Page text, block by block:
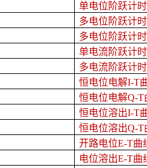
单电位阶跃计
多电位阶跃计
多电位阶跃计
单电流阶跃计
多电流阶跃计
恒电位电解I-T
恒电位电解Q-T
恒电位溶出I-T
恒电位溶出Q-T
开路电位E-T曲
电位溶出E-T曲